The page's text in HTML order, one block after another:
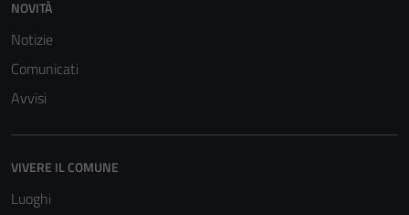
NOVITÀ
Notizie
Comunicati
Avvisi
VIVERE IL COMUNE
Luoghi